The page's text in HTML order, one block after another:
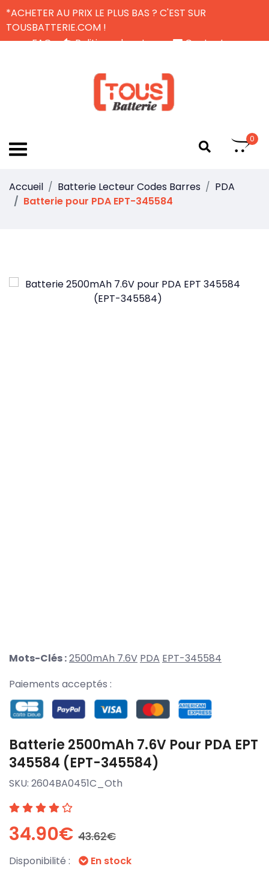
*ACHETER AU PRIX LE PLUS BAS ? C'EST SUR
TOUSBATTERIE.COM !
FAQ
Politique de retour
Contactez-nous
0
Accueil Batterie Lecteur Codes Barres
PDA
Batterie pour PDA EPT-345584
Mots-Clés :2500mAh 7.6V PDA EPT-345584
Paiements acceptés :
Batterie 2500mAh 7.6V Pour PDA EPT
345584 (EPT-345584)
SKU: 2604BA0451C_Oth
34.90€ 43.62€
Disponibilité : En stock